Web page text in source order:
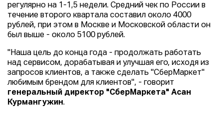
регулярно на 1-1,5 недели. Средний чек по России в
течение второго квартала составил около 4000
рублей, при этом в Москве и Московской области он
был выше - около 5100 рублей.
"Наша цель до конца года - продолжать работать
над сервисом, дорабатывая и улучшая его, исходя из
запросов клиентов, а также сделать "СберМаркет"
любимым брендом для клиентов", - говорит
генеральный директор "СберМаркета" Асан
Курмангужин.